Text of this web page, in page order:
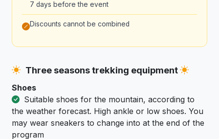
7 days before the event
Discounts cannot be combined
Three seasons trekking equipment
Shoes
Suitable shoes for the mountain, according to
the weather forecast. High ankle or low shoes. You
may wear sneakers to change into at the end of the
program